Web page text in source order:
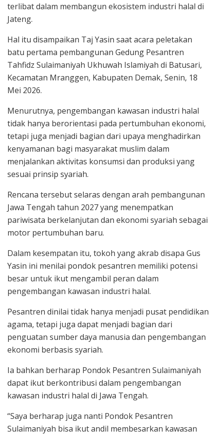
terlibat dalam membangun ekosistem industri halal di
Jateng.
Hal itu disampaikan Taj Yasin saat acara peletakan
batu pertama pembangunan Gedung Pesantren
Tahfidz Sulaimaniyah Ukhuwah Islamiyah di Batusari,
Kecamatan Mranggen, Kabupaten Demak, Senin, 18
Mei 2026.
Menurutnya, pengembangan kawasan industri halal
tidak hanya berorientasi pada pertumbuhan ekonomi,
tetapi juga menjadi bagian dari upaya menghadirkan
kenyamanan bagi masyarakat muslim dalam
menjalankan aktivitas konsumsi dan produksi yang
sesuai prinsip syariah.
Rencana tersebut selaras dengan arah pembangunan
Jawa Tengah tahun 2027 yang menempatkan
pariwisata berkelanjutan dan ekonomi syariah sebagai
motor pertumbuhan baru.
Dalam kesempatan itu, tokoh yang akrab disapa Gus
Yasin ini menilai pondok pesantren memiliki potensi
besar untuk ikut mengambil peran dalam
pengembangan kawasan industri halal.
Pesantren dinilai tidak hanya menjadi pusat pendidikan
agama, tetapi juga dapat menjadi bagian dari
penguatan sumber daya manusia dan pengembangan
ekonomi berbasis syariah.
Ia bahkan berharap Pondok Pesantren Sulaimaniyah
dapat ikut berkontribusi dalam pengembangan
kawasan industri halal di Jawa Tengah.
“Saya berharap juga nanti Pondok Pesantren
Sulaimaniyah bisa ikut andil membesarkan kawasan